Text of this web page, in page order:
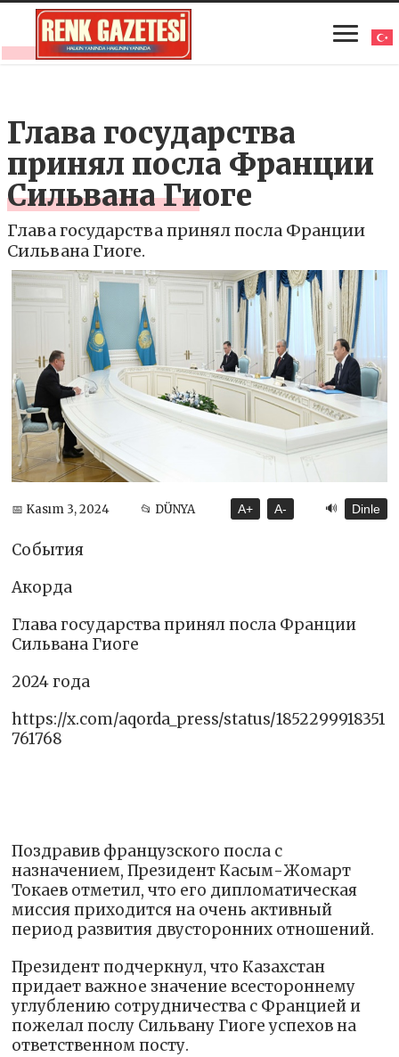
Глава государства
принял посла Франции
Сильвана Гиоге
Глава государства принял посла Франции
Сильвана Гиоге.
📅 Kasım 3, 2024 📂 DÜNYA A+ A- 🔊 Dinle
События
Акорда
Глава государства принял посла Франции
Сильвана Гиоге
2024 года
https://x.com/aqorda_press/status/1852299918351
761768
Поздравив французского посла с
назначением, Президент Касым-Жомарт
Токаев отметил, что его дипломатическая
миссия приходится на очень активный
период развития двусторонних отношений.
Президент подчеркнул, что Казахстан
придает важное значение всестороннему
углублению сотрудничества с Францией и
пожелал послу Сильвану Гиоге успехов на
ответственном посту.